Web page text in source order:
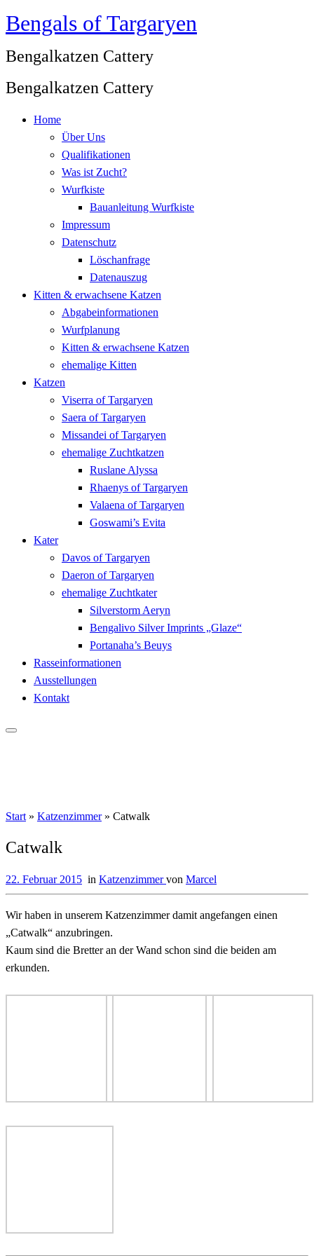
Zum
springen
Bengals of Targaryen
Bengalkatzen Cattery
Bengalkatzen Cattery
Home
Über Uns
Qualifikationen
Was ist Zucht?
Wurfkiste
Bauanleitung Wurfkiste
Impressum
Datenschutz
Löschanfrage
Datenauszug
Kitten & erwachsene Katzen
Abgabeinformationen
Wurfplanung
Kitten & erwachsene Katzen
ehemalige Kitten
Katzen
Viserra of Targaryen
Saera of Targaryen
Missandei of Targaryen
ehemalige Zuchtkatzen
Ruslane Alyssa
Rhaenys of Targaryen
Valaena of Targaryen
Goswami’s Evita
Kater
Davos of Targaryen
Daeron of Targaryen
ehemalige Zuchtkater
Silverstorm Aeryn
Bengalivo Silver Imprints „Glaze“
Portanaha’s Beuys
Rasseinformationen
Ausstellungen
Kontakt
Start » Katzenzimmer » Catwalk
Catwalk
22. Februar 2015 in Katzenzimmervon Marcel
Wir haben in unserem Katzenzimmer damit angefangen einen
„Catwalk“ anzubringen.
Kaum sind die Bretter an der Wand schon sind die beiden am
erkunden.